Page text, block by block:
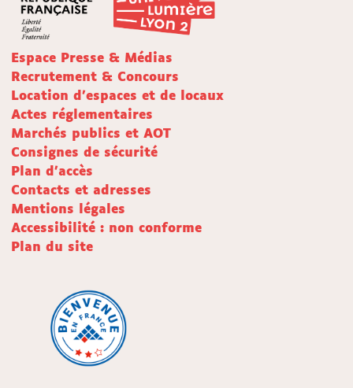
Espace Presse & Médias
Recrutement & Concours
Location d'espaces et de locaux
Actes réglementaires
Marchés publics et AOT
Consignes de sécurité
Plan d'accès
Contacts et adresses
Mentions légales
Accessibilité : non conforme
Plan du site